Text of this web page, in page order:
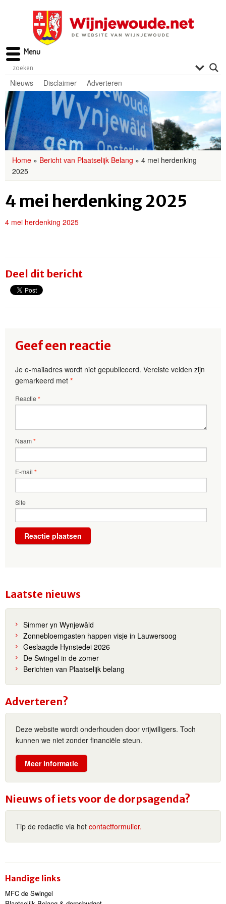
Nieuws Disclaimer Adverteren
Home » Bericht van Plaatselijk Belang » 4 mei herdenking
2025
4 mei herdenking 2025
4 mei herdenking 2025
Deel dit bericht
Geef een reactie
Je e-mailadres wordt niet gepubliceerd. Vereiste velden zijn
gemarkeerd met *
Reactie*
Naam*
E-mail *
Site
Laatste nieuws
Simmer yn Wynjewâld
Zonnebloemgasten happen visje in Lauwersoog
Geslaagde Hynstedei 2026
De Swingel in de zomer
Berichten van Plaatselijk belang
Adverteren?
Deze website wordt onderhouden door vrijwilligers. Toch
kunnen we niet zonder financiële steun.
Meer informatie
Nieuws of iets voor de dorpsagenda?
Tip de redactie via het contactformulier.
Handige links
MFC de Swingel
Menu